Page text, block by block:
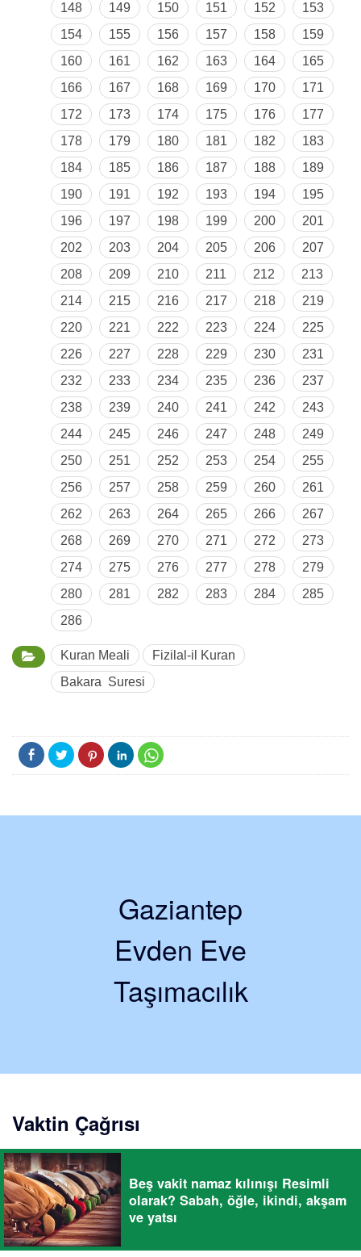
148
149 150 151 152
153
154
155 156 157 158
159
160
161 162 163 164
165
166
167 168 169 170
171
172
173 174 175 176
177
178
179 180 181 182
183
184
185 186 187 188
189
190
191 192 193 194
195
196
197 198 199 200
201
202
203 204 205 206
207
208
209 210 211 212
213
214
215 216 217 218
219
220
221 222 223 224
225
226
227 228 229 230
231
232
233 234 235 236
237
238
239 240 241 242
243
244
245 246 247 248
249
250
251 252 253 254
255
256
257 258 259 260
261
262
263 264 265 266
267
268
269 270 271 272
273
274
275 276 277 278
279
280
281 282 283 284
285
286
Kuran Meali
Fizilal-il Kuran
Bakara Suresi
Gaziantep
Evden Eve
Taşımacılık
Vaktin Çağrısı
Beş vakit namaz kılınışı Resimli
olarak? Sabah, öğle, ikindi, akşam
ve yatsı